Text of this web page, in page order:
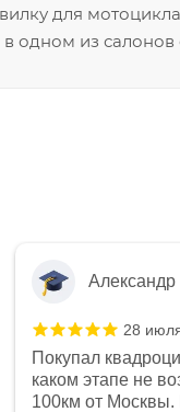
для
одном из салонов
Александр
28
Покупал
каком этапе не
100км от Москвы.